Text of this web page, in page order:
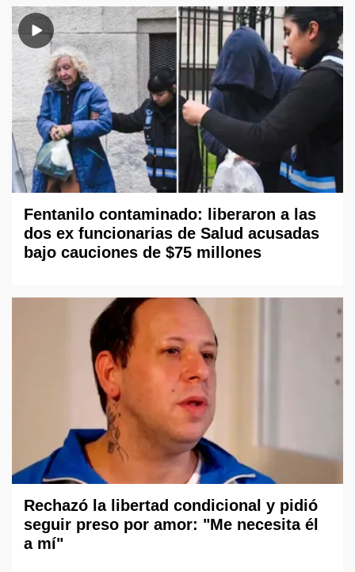
Fentanilo contaminado: liberaron a las
dos ex funcionarias de Salud acusadas
bajo cauciones de $75 millones
Rechazó la libertad condicional y pidió
seguir preso por amor: "Me necesita él
a mí"